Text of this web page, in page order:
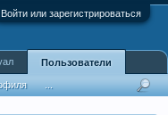
Войти или зарегистрироваться
Пользователи